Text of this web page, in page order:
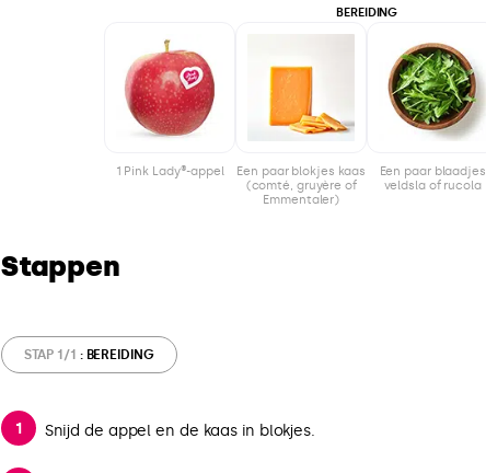
BEREIDING
1 Pink Lady®-appel
Een paar blokjes kaas
(comté, gruyère of
Emmentaler)
Een paar blaadjes
veldsla of rucola
Stappen
STAP 1/1 : BEREIDING
Snijd de appel en de kaas in blokjes.